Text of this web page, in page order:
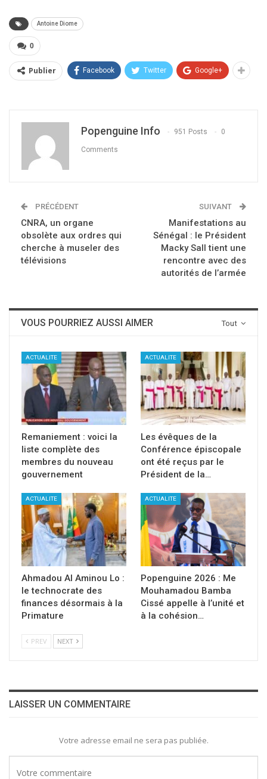
Antoine Diome
0
Publier Facebook Twitter Google+
Popenguine Info 951 Posts 0
Comments
PRÉCÉDENT
CNRA, un organe
obsolète aux ordres qui
cherche à museler des
télévisions
SUIVANT
Manifestations au
Sénégal : le Président
Macky Sall tient une
rencontre avec des
autorités de l’armée
Tout
VOUS POURRIEZ AUSSI AIMER
ACTUALITE
Remaniement : voici la
liste complète des
membres du nouveau
gouvernement
ACTUALITE
Les évêques de la
Conférence épiscopale
ont été reçus par le
Président de la…
ACTUALITE
Ahmadou Al Aminou Lo :
le technocrate des
finances désormais à la
Primature
ACTUALITE
Popenguine 2026 : Me
Mouhamadou Bamba
Cissé appelle à l’unité et
à la cohésion…
PREV NEXT
LAISSER UN COMMENTAIRE
Votre adresse email ne sera pas publiée.